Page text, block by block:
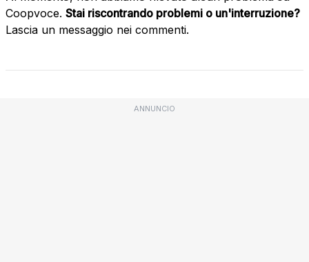
Coopvoce. Stai riscontrando problemi o un'interruzione?
Lascia un messaggio nei commenti.
ANNUNCIO